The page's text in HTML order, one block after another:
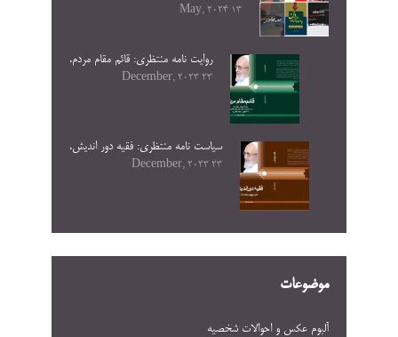
13 May, 2024
روایت نامه منتظری: قائم مقام مردم.
23 December, 2023
سیاست نامه منتظری: فقیه دور اندیش.
23 December, 2023
موضوعات
آلبوم عکس و احوالات شخصيه